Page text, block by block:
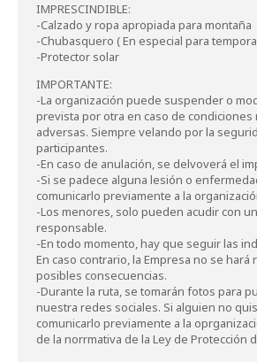
IMPRESCINDIBLE:
-Calzado y ropa apropiada para montaña
-Chubasquero ( En especial para
-Protector solar
IMPORTANTE:
-La organización puede suspender o
prevista por otra en caso de condiciones
adversas. Siempre velando por la
participantes.
-En caso de anulación, se delvoverá el
-Si se padece alguna lesión o
comunicarlo previamente a la
-Los menores, solo pueden acudir con
responsable.
-En todo momento, hay que seguir las
En caso contrario, la Empresa no se
posibles consecuencias.
-Durante la ruta, se tomarán fotos para
nuestra redes sociales. Si alguien no
comunicarlo previamente a la
de la norrmativa de la Ley de Protección